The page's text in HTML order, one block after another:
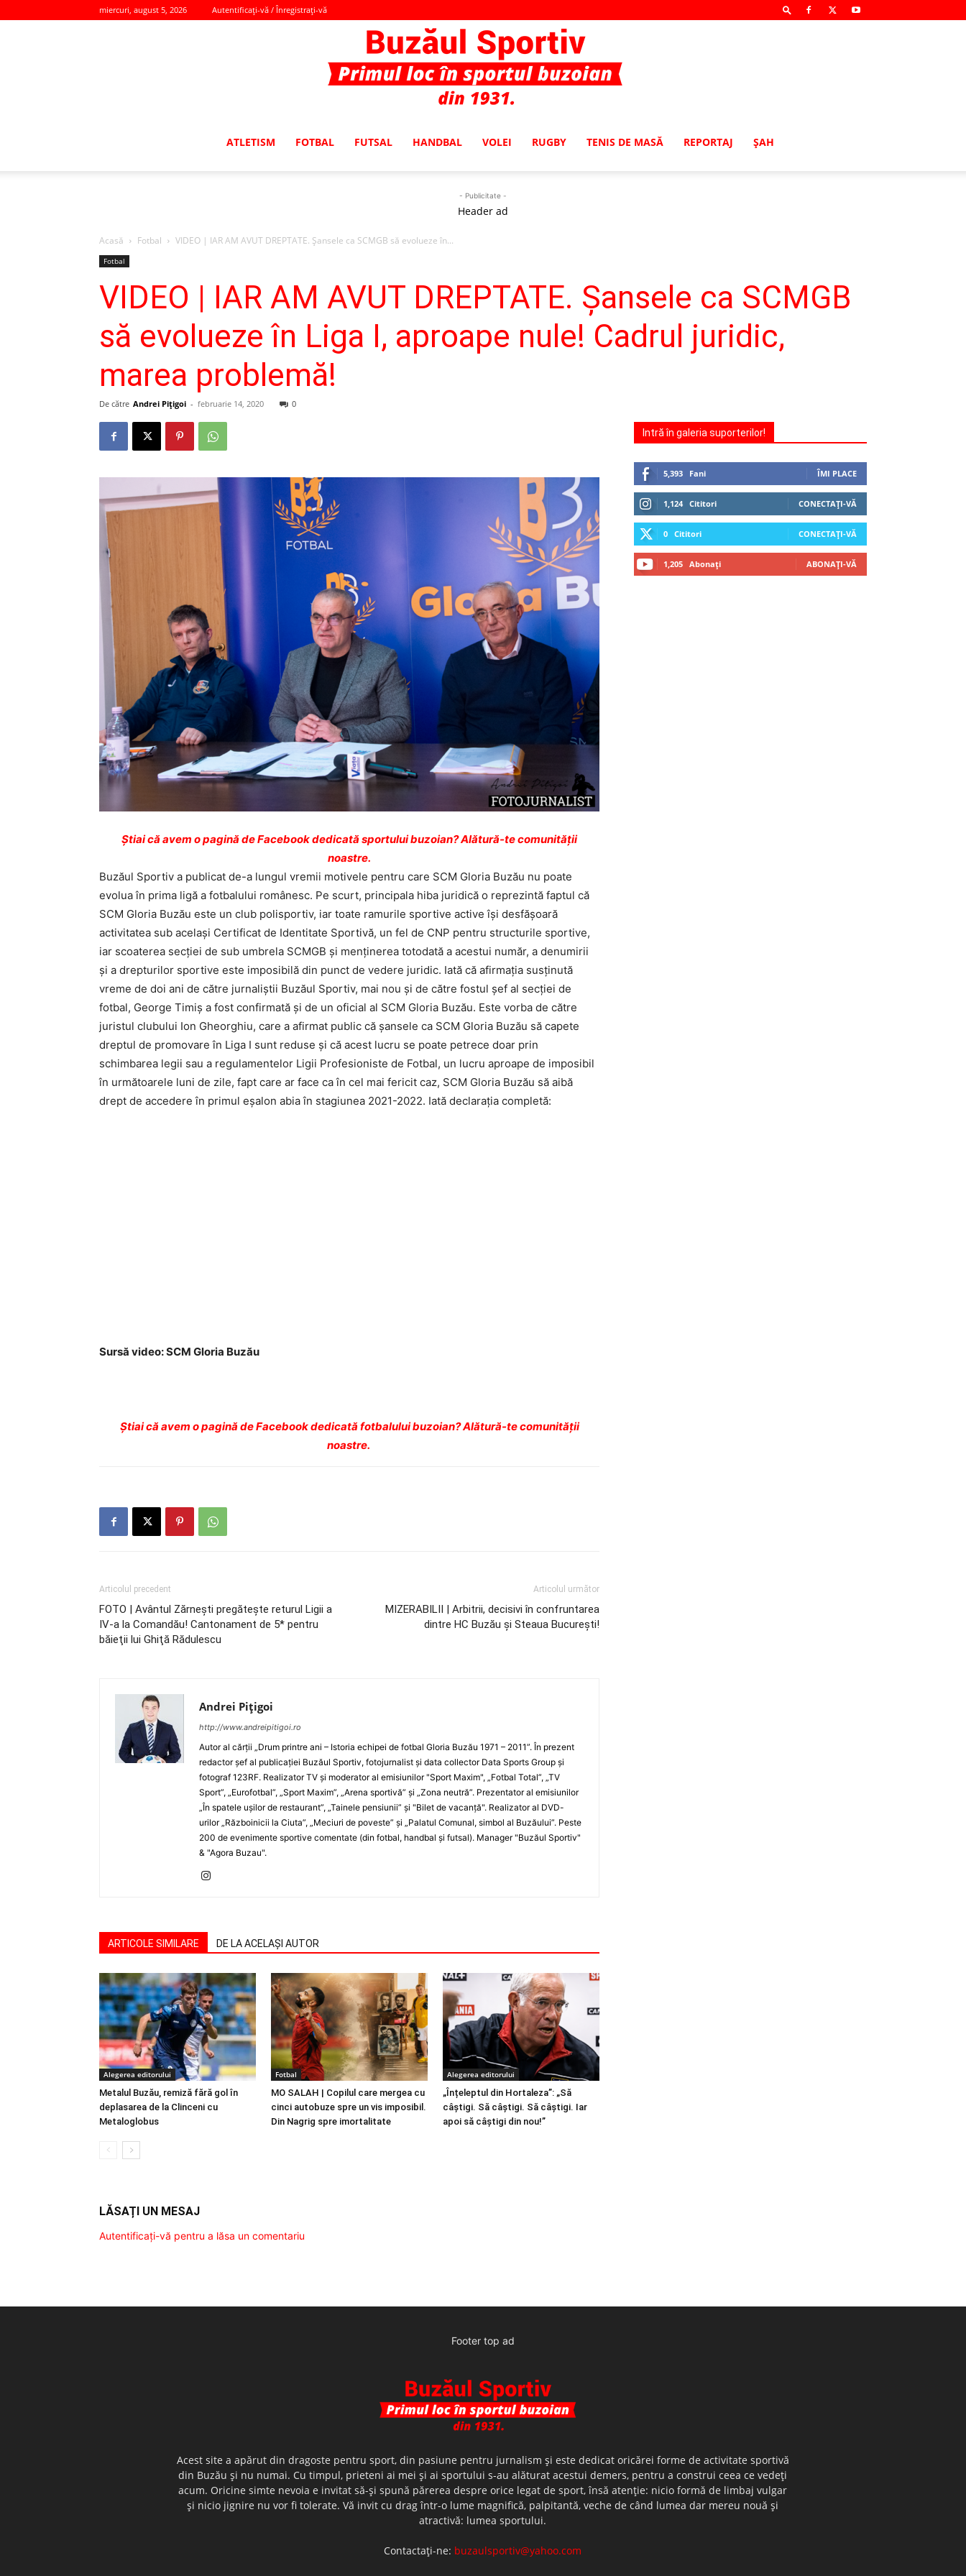
miercuri, august 5, 2026 Autentificați-vă / Înregistrați-vă
ATLETISM FOTBAL FUTSAL HANDBAL VOLEI RUGBY TENIS DE MASĂ REPORTAJ ŞAH
- Publicitate -
Header ad
Acasă Fotbal VIDEO | IAR AM AVUT DREPTATE. Şansele ca SCMGB să evolueze în...
Fotbal
VIDEO | IAR AM AVUT DREPTATE. Şansele ca SCMGB
să evolueze în Liga I, aproape nule! Cadrul juridic,
marea problemă!
De către Andrei Pițigoi - februarie 14, 2020 0
Ştiai că avem o pagină de Facebook dedicată sportului buzoian? Alătură-te comunității
noastre.
Buzăul Sportiv a publicat de-a lungul vremii motivele pentru care SCM Gloria Buzău nu poate
evolua în prima ligă a fotbalului românesc. Pe scurt, principala hiba juridică o reprezintă faptul că
SCM Gloria Buzău este un club polisportiv, iar toate ramurile sportive active îşi desfăşoară
activitatea sub acelaşi Certificat de Identitate Sportivă, un fel de CNP pentru structurile sportive,
iar scoaterea secţiei de sub umbrela SCMGB şi menţinerea totodată a acestui număr, a denumirii
şi a drepturilor sportive este imposibilă din punct de vedere juridic. Iată că afirmaţia susţinută
vreme de doi ani de către jurnaliştii Buzăul Sportiv, mai nou şi de către fostul şef al secţiei de
fotbal, George Timiş a fost confirmată şi de un oficial al SCM Gloria Buzău. Este vorba de către
juristul clubului Ion Gheorghiu, care a afirmat public că şansele ca SCM Gloria Buzău să capete
dreptul de promovare în Liga I sunt reduse şi că acest lucru se poate petrece doar prin
schimbarea legii sau a regulamentelor Ligii Profesioniste de Fotbal, un lucru aproape de imposibil
în următoarele luni de zile, fapt care ar face ca în cel mai fericit caz, SCM Gloria Buzău să aibă
drept de accedere în primul eşalon abia în stagiunea 2021-2022. Iată declaraţia completă:
Sursă video: SCM Gloria Buzău
Ştiai că avem o pagină de Facebook dedicată fotbalului buzoian? Alătură-te comunității
noastre.
Articolul precedent
FOTO | Avântul Zărneşti pregăteşte returul Ligii a
IV-a la Comandău! Cantonament de 5* pentru
băieţii lui Ghiţă Rădulescu
Articolul următor
MIZERABILII | Arbitrii, decisivi în confruntarea
dintre HC Buzău şi Steaua Bucureşti!
Andrei Pițigoi
http://www.andreipitigoi.ro
Autor al cărţii „Drum printre ani – Istoria echipei de fotbal Gloria Buzău 1971 – 2011”. În prezent
redactor şef al publicaţiei Buzăul Sportiv, fotojurnalist şi data collector Data Sports Group şi
fotograf 123RF. Realizator TV şi moderator al emisiunilor "Sport Maxim", „Fotbal Total”, „TV
Sport”, „Eurofotbal”, „Sport Maxim”, „Arena sportivă” şi „Zona neutră”. Prezentator al emisiunilor
„În spatele uşilor de restaurant”, „Tainele pensiunii” şi "Bilet de vacanţă". Realizator al DVD-
urilor „Războinicii la Ciuta”, „Meciuri de poveste” şi „Palatul Comunal, simbol al Buzăului”. Peste
200 de evenimente sportive comentate (din fotbal, handbal şi futsal). Manager "Buzăul Sportiv"
& "Agora Buzau".
ARTICOLE SIMILARE DE LA ACELAȘI AUTOR
Alegerea editorului
Metalul Buzău, remiză fără gol în
deplasarea de la Clinceni cu
Metaloglobus
Fotbal
MO SALAH | Copilul care mergea cu
cinci autobuze spre un vis imposibil.
Din Nagrig spre imortalitate
Alegerea editorului
„Înțeleptul din Hortaleza”: „Să
câștigi. Să câștigi. Să câștigi. Iar
apoi să câștigi din nou!”
LĂSAȚI UN MESAJ
Autentificați-vă pentru a lăsa un comentariu
Intră în galeria suporterilor!
5,393 Fani ÎMI PLACE
1,124 Cititori CONECTAȚI-VĂ
0 Cititori CONECTAȚI-VĂ
1,205 Abonați ABONAȚI-VĂ
Footer top ad
Acest site a apărut din dragoste pentru sport, din pasiune pentru jurnalism şi este dedicat oricărei forme de activitate sportivă
din Buzău şi nu numai. Cu timpul, prieteni ai mei şi ai sportului s-au alăturat acestui demers, pentru a construi ceea ce vedeţi
acum. Oricine simte nevoia e invitat să-şi spună părerea despre orice legat de sport, însă atenţie: nicio formă de limbaj vulgar
şi nicio jignire nu vor fi tolerate. Vă invit cu drag într-o lume magnifică, palpitantă, veche de când lumea dar mereu nouă şi
atractivă: lumea sportului.
Contactați-ne: buzaulsportiv@yahoo.com